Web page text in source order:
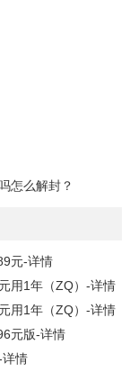
怎么解封？
元-详情
用1年（ZQ）-详情
用1年（ZQ）-详情
元版-详情
情